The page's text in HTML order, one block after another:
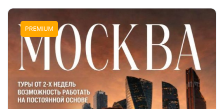
PREMIUM